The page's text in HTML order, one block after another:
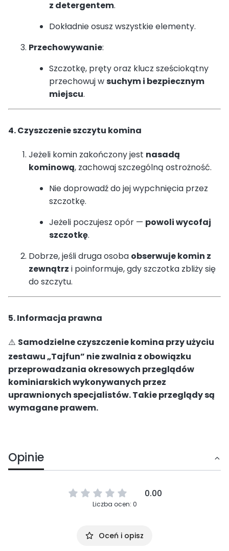
z detergentem.
Dokładnie osusz wszystkie elementy.
Przechowywanie:
Szczotkę, pręty oraz klucz sześciokątny
przechowuj wsuchym i bezpiecznym
miejscu.
4. Czyszczenie szczytu komina
Jeżeli komin zakończony jest nasadą
kominową, zachowaj szczególną ostrożność.
Nie doprowadź do jej wypchnięcia przez
szczotkę.
Jeżeli poczujesz opór — powoli wycofaj
szczotkę.
Dobrze, jeśli druga osoba obserwuje komin z
zewnątrz i poinformuje, gdy szczotka zbliży się
do szczytu.
5. Informacja prawna
⚠️ Samodzielne czyszczenie komina przy użyciu
zestawu „Tajfun” nie zwalnia z obowiązku
przeprowadzania okresowych przeglądów
kominiarskich wykonywanych przez
uprawnionych specjalistów. Takie przeglądy są
wymagane prawem.
Opinie
0.00
Liczba ocen: 0
Oceń i opisz